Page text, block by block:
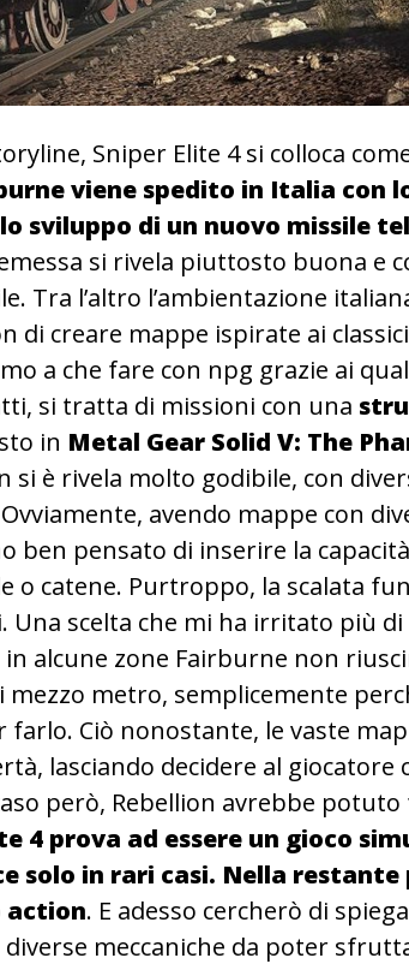
Sniper Elite 4 si colloca
viene spedito in Italia con
sviluppo di un nuovo missile
si rivela piuttosto buona e
Tra l’altro l’ambientazione
di creare mappe ispirate ai
a che fare con npg grazie ai
si tratta di missioni con una
in Metal Gear Solid V: The
si è rivela molto godibile, con
avendo mappe con
ben pensato di inserire la
o catene. Purtroppo, la scalata
scelta che mi ha irritato più di
alcune zone Fairburne non
mezzo metro, semplicemente
Ciò nonostante, le vaste
lasciando decidere al giocatore
però, Rebellion avrebbe
4 prova ad essere un gioco
solo in rari casi. Nella
action. E adesso cercherò di
meccaniche da poter